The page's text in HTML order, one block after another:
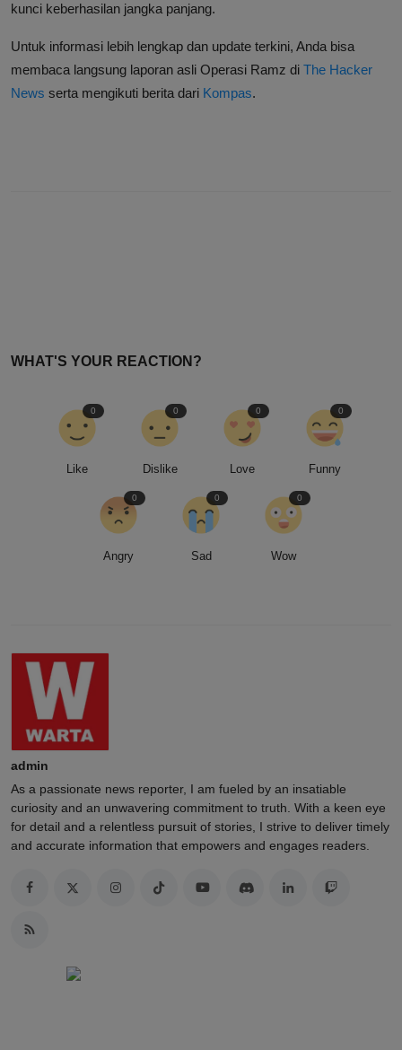
kunci keberhasilan jangka panjang.
Untuk informasi lebih lengkap dan update terkini, Anda bisa
membaca langsung laporan asli Operasi Ramz di The Hacker
News serta mengikuti berita dari Kompas.
WHAT'S YOUR REACTION?
Like
0
Dislike
0
Love
0
Funny
0
Angry
0
Sad
0
Wow
0
admin
As a passionate news reporter, I am fueled by an insatiable
curiosity and an unwavering commitment to truth. With a keen eye
for detail and a relentless pursuit of stories, I strive to deliver timely
and accurate information that empowers and engages readers.